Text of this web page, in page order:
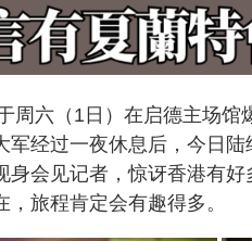
周六（1日）在启德主场
军经过一夜休息后，今日
身会见记者，惊讶香港有
旅程肯定会有趣得多。